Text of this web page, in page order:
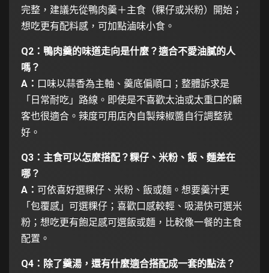
完整，建議先從鴨肉羹＋主食（粿仔或米粉）開始；
想吃更有配料感，可加點滷味小食。
Q2：鴨肉羹的味道走向是什麼？適合不愛油膩的人
嗎？
A： 口味以蒜香為主軸、羹底偏順口；整體訴求是
「日常耐吃」路線。即使是不喜歡太油或太重口的顧
客也很適合。辣度可用店內自製辣椒醬自行調整就
好。
Q3：主食可以怎麼搭配？粿仔、米粉、飯、麵差在
哪？
A： 可依喜好選粿仔、米粉、飯或麵。想要羹汁更
「包覆感」可選粿仔；喜歡口感較輕、吸湯快可選米
粉；想吃更有飽足感可選飯或麵，比較像一餐的主食
配置。
Q4：除了羹湯，還有什麼適合搭配成一套的點法？